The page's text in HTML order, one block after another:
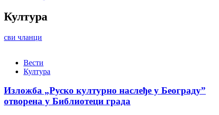
Култура
сви чланци
Вести
Култура
Изложба „Руско културно наслеђе у Београду”
отворена у Библиотеци града